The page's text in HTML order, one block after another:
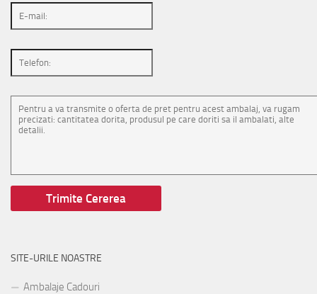
SITE-URILE NOASTRE
Ambalaje Cadouri